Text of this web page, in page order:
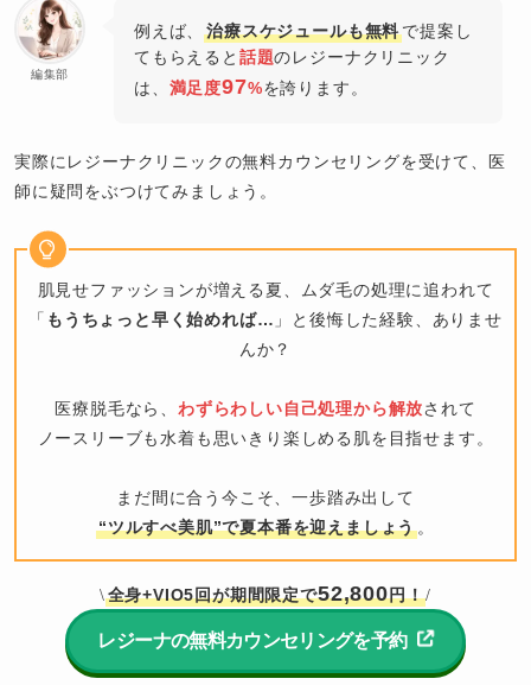
編集部
例えば、治療スケジュールも無料で提案し
てもらえると 話題のレジーナクリニック
は、 満足度97%を誇ります。
実際にレジーナクリニックの無料カウンセリングを受けて、医
師に疑問をぶつけてみましょう。
肌見せファッションが増える夏、ムダ毛の処理に追われて
「 もうちょっと早く始めれば… 」と後悔した経験、ありませ
んか？
医療脱毛なら、 わずらわしい自己処理から解放されて
ノースリーブも水着も思いきり楽しめる肌を目指せます。
まだ間に合う今こそ、一歩踏み出して
“ツルすべ美肌”で夏本番を迎えましょう 。
\全身+VIO5回が期間限定で52,800円！/
レジーナの無料カウンセリングを予約